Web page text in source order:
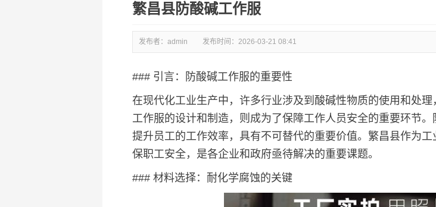
繁昌县防酸碱工作服
发布者：admin 发布时间： 2026-03-21 08:41
### 引言：防酸碱工作服的重要性
在现代化工业生产中，许多行业涉及到酸碱性物质的使用和处
工作服的设计和制造，则成为了保障工作人员安全的重要环节
提升员工的工作效率，具有不可替代的重要价值。繁昌县作为
保职工安全，是各企业和政府亟待解决的重要课题。
### 材料选择：耐化学腐蚀的关键